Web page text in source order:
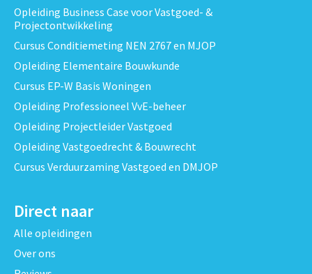
Opleiding Business Case voor Vastgoed- &
Projectontwikkeling
Cursus Conditiemeting NEN 2767 en MJOP
Opleiding Elementaire Bouwkunde
Cursus EP-W Basis Woningen
Opleiding Professioneel VvE-beheer
Opleiding Projectleider Vastgoed
Opleiding Vastgoedrecht & Bouwrecht
Cursus Verduurzaming Vastgoed en DMJOP
Direct naar
Alle opleidingen
Over ons